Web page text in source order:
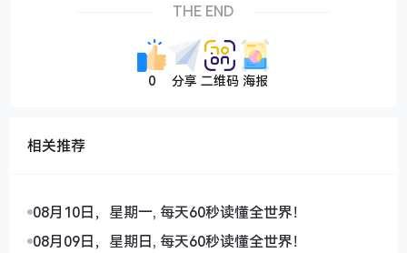
THE END
0 分享 二维码 海报
相关推荐
08月10日，星期一, 每天60秒读懂全世界！
08月09日，星期日, 每天60秒读懂全世界！